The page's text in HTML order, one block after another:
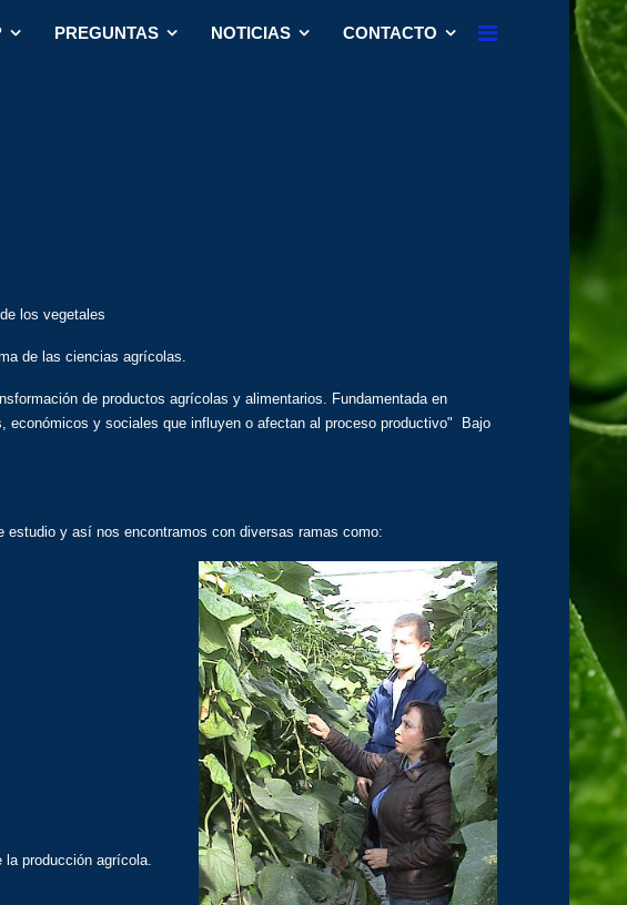
PREGUNTAS NOTICIAS CONTACTO
los vegetales
de las ciencias agrícolas.
de productos agrícolas y alimentarios. Fundamentada en
y sociales que influyen o afectan al proceso productivo" Bajo
y así nos encontramos con diversas ramas como:
la producción agrícola.